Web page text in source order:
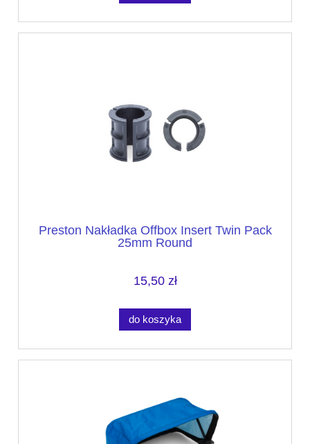
Preston Nakładka Offbox Insert Twin Pack
25mm Round
15,50 zł
do koszyka